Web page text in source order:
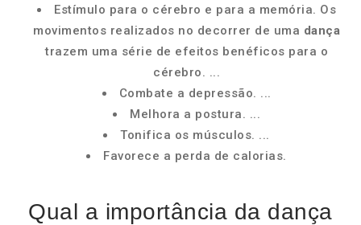
Estímulo para o cérebro e para a memória. Os
movimentos realizados no decorrer de uma dança
trazem uma série de efeitos benéficos para o
cérebro. ...
Combate a depressão. ...
Melhora a postura. ...
Tonifica os músculos. ...
Favorece a perda de calorias.
Qual a importância da dança